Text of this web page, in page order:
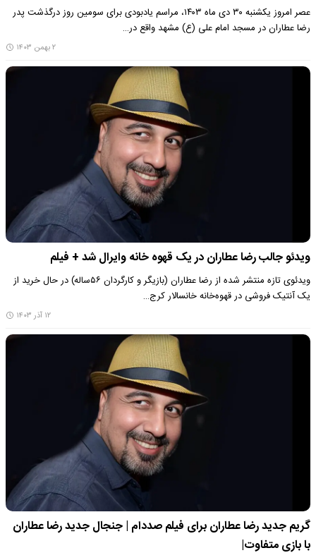
عصر امروز یکشنبه ۳۰ دی ماه ۱۴۰۳، مراسم یادبودی برای سومین روز درگذشت پدر
رضا عطاران در مسجد امام علی (ع) مشهد واقع در…
۲ بهمن ۱۴۰۳
ویدئو جالب رضا عطاران در یک قهوه خانه وایرال شد + فیلم
ویدئوی تازه منتشر شده از رضا عطاران (بازیگر و کارگردان ۵۶ساله) در حال خرید از
یک آنتیک فروشی در قهوه‌خانه خانسالار کرج…
۱۲ آذر ۱۴۰۳
گریم جدید رضا عطاران برای فیلم صددام | جنجال جدید رضا عطاران
با بازی متفاوت|